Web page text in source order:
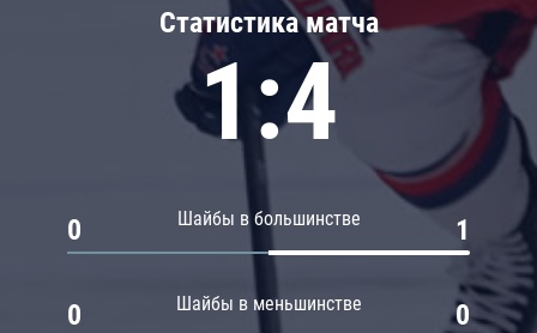
Статистика матча
1:4
Шайбы в большинстве
0 1
Шайбы в меньшинстве
0 0